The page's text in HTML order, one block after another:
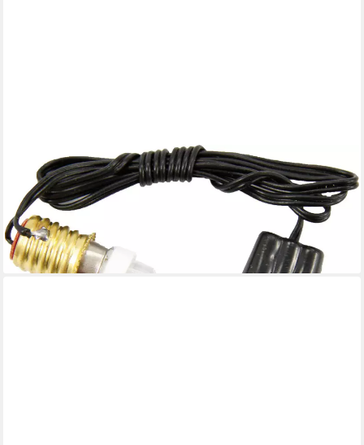
FADEDA
Krippen-Zubehör LED mit Kabel + Stecker, weiß, 3,5 V, 0,7 W,
Höhe in cm: 50
3,89 €
-46%
lieferbar - in 2-3 Werktagen bei dir